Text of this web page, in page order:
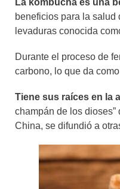
beneficios para la salud
levaduras conocida
Durante el proceso de
carbono, lo que da
Tiene sus raíces en la
champán de los
China, se difundió a